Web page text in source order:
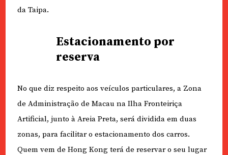
da Taipa.
Estacionamento por
reserva
No que diz respeito aos veículos particulares, a Zona
de Administração de Macau na Ilha Fronteiriça
Artificial, junto à Areia Preta, será dividida em duas
zonas, para facilitar o estacionamento dos carros.
Quem vem de Hong Kong terá de reservar o seu lugar